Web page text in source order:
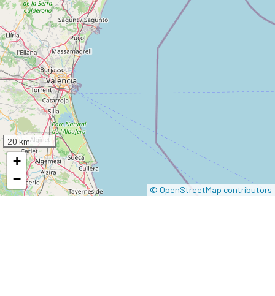
20 km
+
−
© OpenStreetMap contributors